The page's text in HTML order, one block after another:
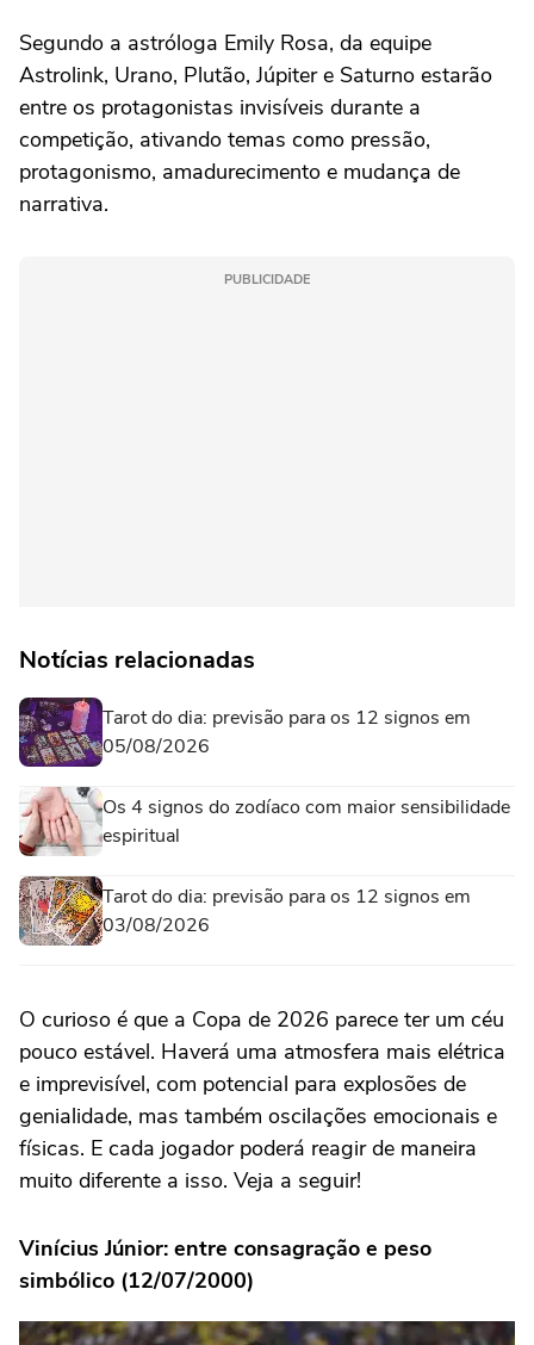
Segundo a astróloga Emily Rosa, da equipe
Astrolink, Urano, Plutão, Júpiter e Saturno estarão
entre os protagonistas invisíveis durante a
competição, ativando temas como pressão,
protagonismo, amadurecimento e mudança de
narrativa.
PUBLICIDADE
Notícias relacionadas
Tarot do dia: previsão para os 12 signos em
05/08/2026
Os 4 signos do zodíaco com maior sensibilidade
espiritual
Tarot do dia: previsão para os 12 signos em
03/08/2026
O curioso é que a Copa de 2026 parece ter um céu
pouco estável. Haverá uma atmosfera mais elétrica
e imprevisível, com potencial para explosões de
genialidade, mas também oscilações emocionais e
físicas. E cada jogador poderá reagir de maneira
muito diferente a isso. Veja a seguir!
Vinícius Júnior: entre consagração e peso
simbólico (12/07/2000)